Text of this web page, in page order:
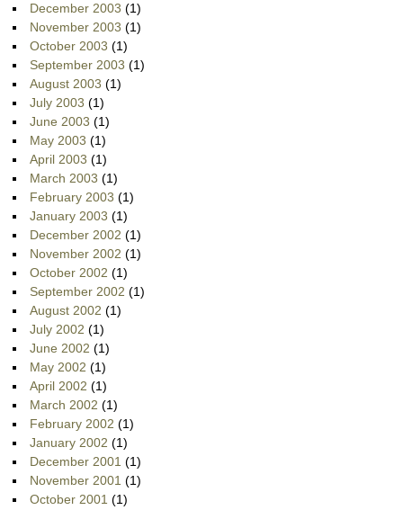
December 2003 (1)
November 2003 (1)
October 2003 (1)
September 2003 (1)
August 2003 (1)
July 2003 (1)
June 2003 (1)
May 2003 (1)
April 2003 (1)
March 2003 (1)
February 2003 (1)
January 2003 (1)
December 2002 (1)
November 2002 (1)
October 2002 (1)
September 2002 (1)
August 2002 (1)
July 2002 (1)
June 2002 (1)
May 2002 (1)
April 2002 (1)
March 2002 (1)
February 2002 (1)
January 2002 (1)
December 2001 (1)
November 2001 (1)
October 2001 (1)